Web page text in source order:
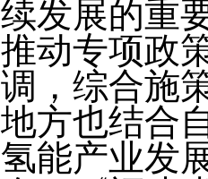
续发展的重
推动专项政
调，综合施
地方也结合
氢能产业发